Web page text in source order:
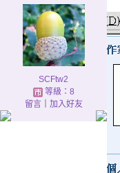
SCFtw2
等級：8
留言｜ 加入好友